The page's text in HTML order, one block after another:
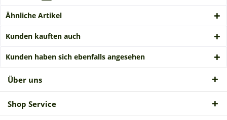
Ähnliche Artikel
Kunden kauften auch
Kunden haben sich ebenfalls angesehen
Über uns
Shop Service